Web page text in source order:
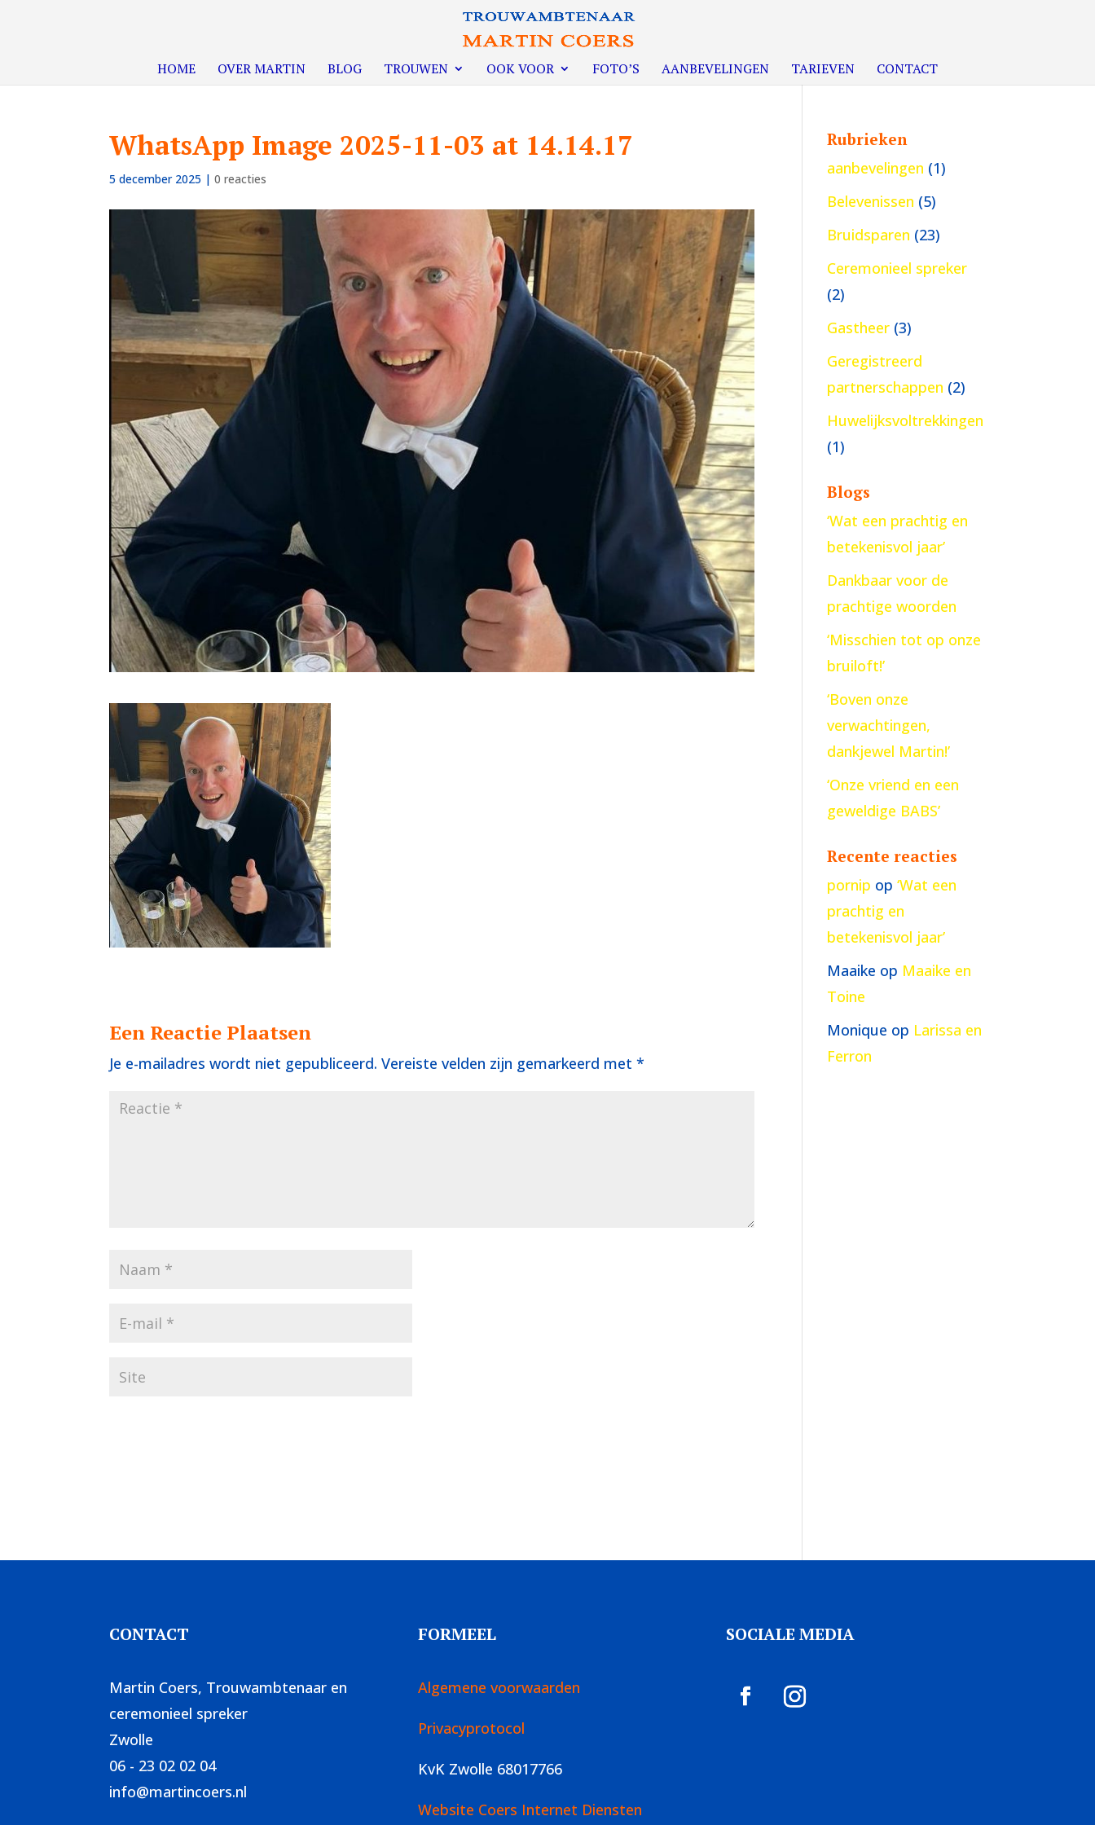
HOME OVER MARTIN BLOG TROUWEN OOK VOOR FOTO’S AANBEVELINGEN TARIEVEN CONTACT
WhatsApp Image 2025-11-03 at 14.14.17
5 december 2025 |0 reacties
Een Reactie Plaatsen
Je e-mailadres wordt niet gepubliceerd. Vereiste velden zijn gemarkeerd met*
Rubrieken
aanbevelingen (1)
Belevenissen (5)
Bruidsparen (23)
Ceremonieel spreker
(2)
Gastheer (3)
Geregistreerd
partnerschappen (2)
Huwelijksvoltrekkingen
(1)
Blogs
‘Wat een prachtig en
betekenisvol jaar’
Dankbaar voor de
prachtige woorden
‘Misschien tot op onze
bruiloft!’
‘Boven onze
verwachtingen,
dankjewel Martin!’
‘Onze vriend en een
geweldige BABS’
Recente reacties
pornip op‘Wat een
prachtig en
betekenisvol jaar’
Maaike op Maaike en
Toine
Monique op Larissa en
Ferron
CONTACT
Martin Coers, Trouwambtenaar en
ceremonieel spreker
Zwolle
06 - 23 02 02 04
info@martincoers.nl
FORMEEL
Algemene voorwaarden
Privacyprotocol
KvK Zwolle 68017766
Website Coers Internet Diensten
SOCIALE MEDIA